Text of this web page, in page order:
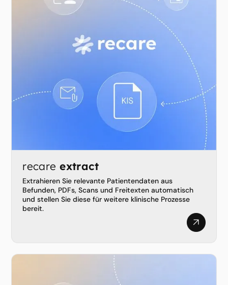
recareextract
Extrahieren Sie relevante Patientendaten aus
Befunden, PDFs, Scans und Freitexten automatisch
und stellen Sie diese für weitere klinische Prozesse
bereit.